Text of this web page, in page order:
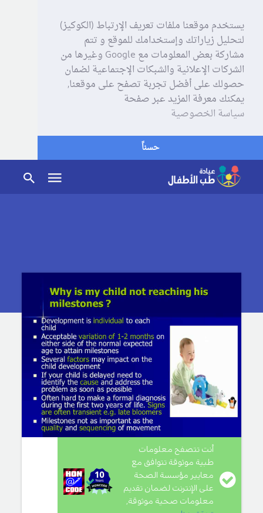
يستخدم موقعنا ملفات تعريف الإرتباط (الكوكيز)
لتحليل زياراتك وإستخدامك للموقع و تتم
مشاركة بعض المعلومات مع Google وغيرها من
الشركات الإعلانية والشبكات الإجتماعية لضمان
حصولك على أفضل تجربة تصفح على موقعنا,
يمكنك معرفة المزيد عبر صفحة
سياسة الخصوصية
حسناً
أنت تتصفح معلومات
طبية موثوقة تتوافق مع
معايير مؤسسة الصحة
على الإنترنت لضمان تقديم
معلومات صحية موثوقة,